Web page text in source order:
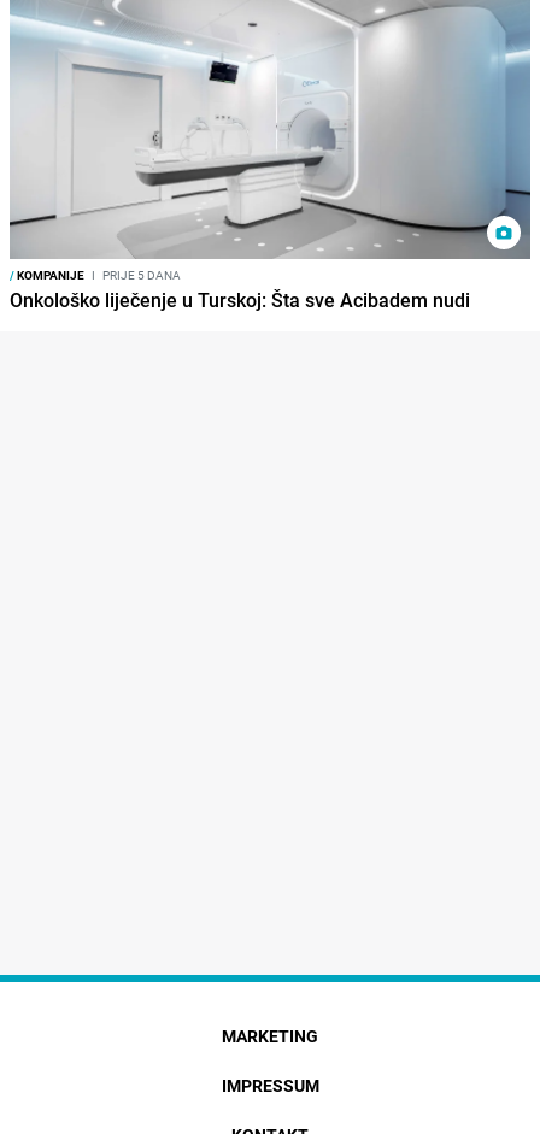
/KOMPANIJE I PRIJE 5 DANA
Onkološko liječenje u Turskoj: Šta sve Acibadem nudi
MARKETING
IMPRESSUM